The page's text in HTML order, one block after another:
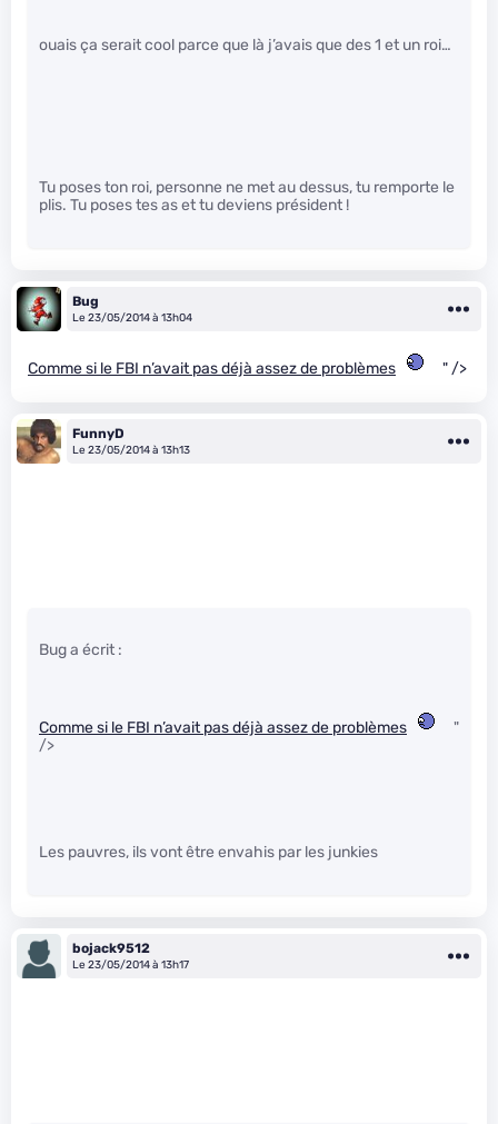
ouais ça serait cool parce que là j’avais que des 1 et un roi…
Tu poses ton roi, personne ne met au dessus, tu remporte le
plis. Tu poses tes as et tu deviens président !
Bug
Le 23/05/2014 à 13h04
Comme si le FBI n’avait pas déjà assez de problèmes " />
FunnyD
Le 23/05/2014 à 13h13
Bug a écrit :
Comme si le FBI n’avait pas déjà assez de problèmes
"
/>
Les pauvres, ils vont être envahis par les junkies
bojack9512
Le 23/05/2014 à 13h17